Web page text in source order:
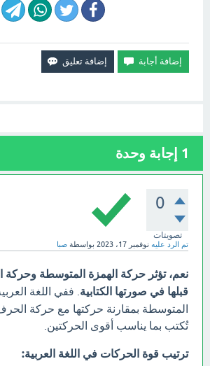
1 إجابة وحدة
0
تصويتات
تم الرد عليه نوفمبر 17، 2023 بواسطة صبا
نعم، تؤثر حركة الهمزة المتوسطة وحركة
قبلها في صورتها الكتابية . ففي اللغة
المتوسطة بمقارنة حركتها مع حركة الحرف
تُكتب بما يناسب أقوى الحركتين.
ترتيب قوة الحركات في اللغة العربية: